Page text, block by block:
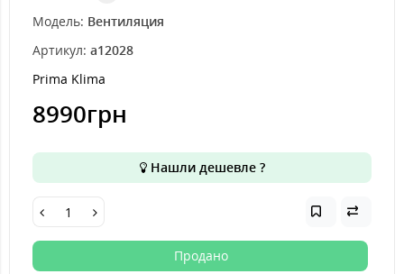
Модель: Вентиляция
Артикул: a12028
Prima Klima
8990грн
Нашли дешевле ?
Продано